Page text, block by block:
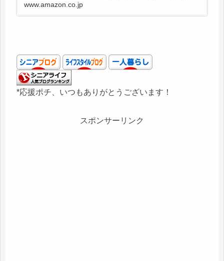
www.amazon.co.jp
*応援ポチ、いつもありがとうございます！
スポンサーリンク